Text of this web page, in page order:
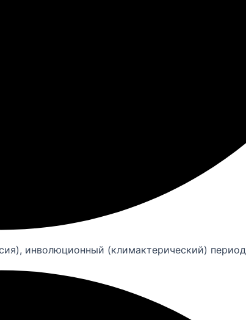
инволюционный (климактерический) период